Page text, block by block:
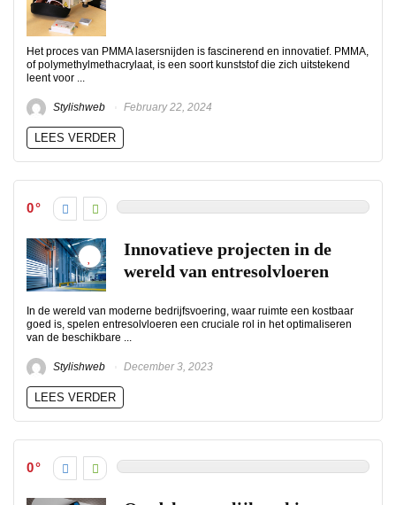
Het proces van PMMA lasersnijden is fascinerend en innovatief. PMMA,
of polymethylmethacrylaat, is een soort kunststof die zich uitstekend
leent voor ...
Stylishweb February 22, 2024
LEES VERDER
0
Innovatieve projecten in de
wereld van entresolvloeren
In de wereld van moderne bedrijfsvoering, waar ruimte een kostbaar
goed is, spelen entresolvloeren een cruciale rol in het optimaliseren
van de beschikbare ...
Stylishweb December 3, 2023
LEES VERDER
0